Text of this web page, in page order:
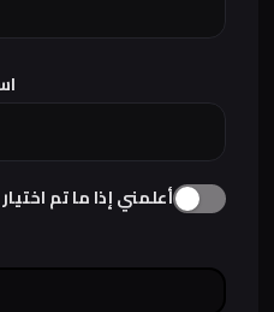
أعلمني إذا ما تم